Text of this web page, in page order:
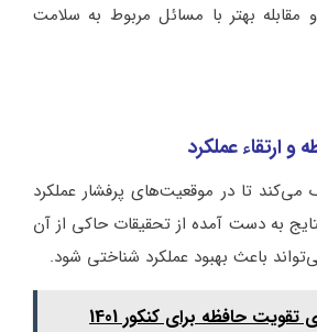
بهتر با مسائل مربوط به سلامت
و ارتقاء عملکرد
می‌کند تا در موقعیت‌های پرفشار عملکرد
به دست آمده از تحقیقات حاکی از آن
باعث بهبود عملکرد شناختی شود.
تقویت حافظه برای کنکور 1401